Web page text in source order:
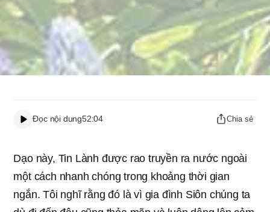
Đọc nội dung52:04 Chia sẻ
Dạo này, Tin Lành được rao truyền ra nước ngoài
một cách nhanh chóng trong khoảng thời gian
ngắn. Tôi nghĩ rằng đó là vì gia đình Siôn chúng ta